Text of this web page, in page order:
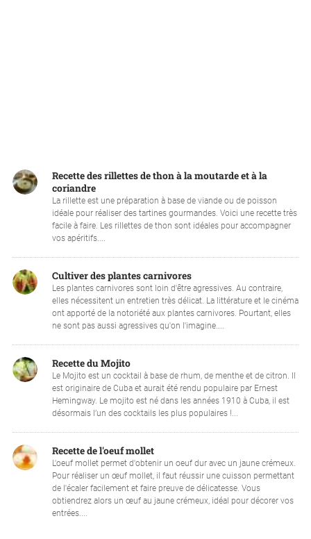
Recette des rillettes de thon à la moutarde et à la
coriandre
La rillette est une préparation à base de viande ou de poisson
idéale pour réaliser des tartines gourmandes. Voici une recette très
facile à faire. Les rillettes de thon sont idéales pour accompagner
vos apéritifs....
Cultiver des plantes carnivores
Les plantes carnivores sont loin d'être agressives. Au contraire,
elles nécessitent un entretien très délicat. La littérature et le cinéma
ont apporté de la notoriété aux plantes carnivores. Pourtant, elles
ne sont pas aussi agressives qu'on l'imagine....
Recette du Mojito
Le Mojito est un cocktail à base de rhum, de menthe et de citron. Il
est originaire de Cuba et aurait été rendu populaire par Ernest
Hemingway. Le mojito est né dans les années 1910 à Cuba, il est
désormais l’un des cocktails les plus populaires !...
Recette de l'oeuf mollet
L'oeuf mollet permet d'obtenir un oeuf dur avec un jaune crémeux.
Pour réaliser un œuf mollet, il faut réussir une cuisson permettant
de l'écaler facilement et faire preuve de délicatesse. Vous
obtiendrez alors un œuf au jaune crémeux, idéal pour décorer vos
entrées....